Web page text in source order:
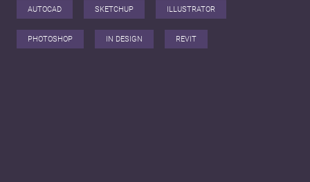
AUTOCAD SKETCHUP ILLUSTRATOR
PHOTOSHOP IN DESIGN REVIT